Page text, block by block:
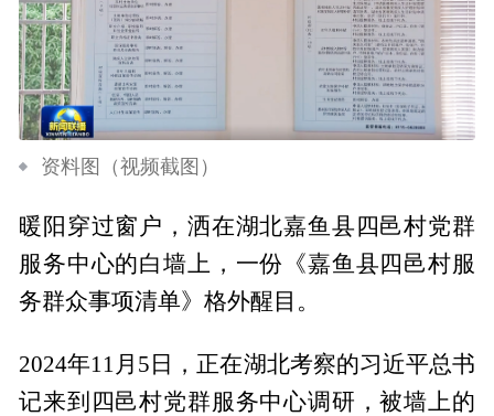
资料图（视频截图）
暖阳穿过窗户，洒在湖北嘉鱼县四邑村党群
服务中心的白墙上，一份《嘉鱼县四邑村服
务群众事项清单》格外醒目。
2024年11月5日，正在湖北考察的习近平总书
记来到四邑村党群服务中心调研，被墙上的